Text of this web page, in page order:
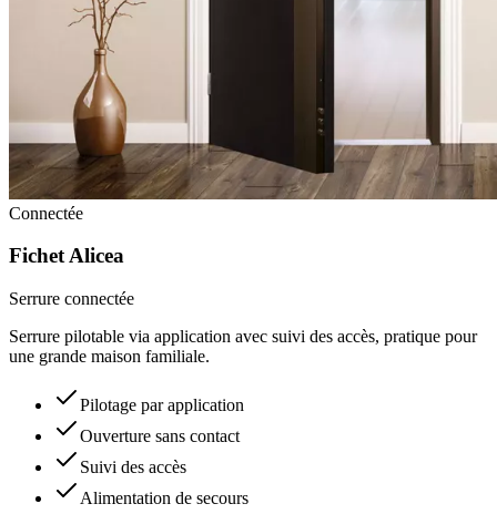
Connectée
Fichet Alicea
Serrure connectée
Serrure pilotable via application avec suivi des accès, pratique pour
une grande maison familiale.
Pilotage par application
Ouverture sans contact
Suivi des accès
Alimentation de secours